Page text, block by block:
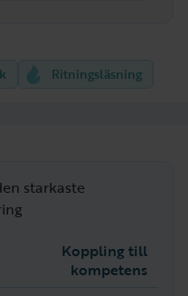
Ritningsläsning
starkaste
Koppling till
kompetens